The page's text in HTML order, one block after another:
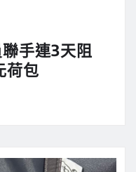
手連3天阻
荷包